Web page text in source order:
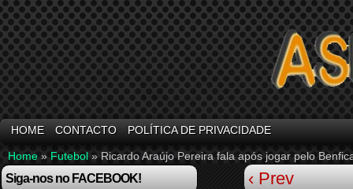
HOME CONTACTO POLÍTICA DE PRIVACIDADE
Home » Futebol » Ricardo Araújo Pereira fala após jogar pelo
Siga-nos no FACEBOOK! ‹ Prev